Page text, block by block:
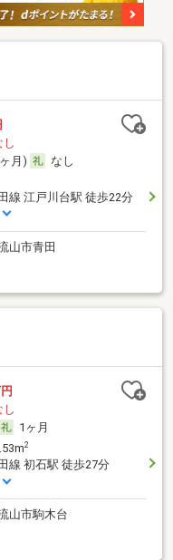
し
月)
なし
線 江戸川台駅 徒歩22分
山市青田
し
1ヶ月
2
線 初石駅 徒歩27分
山市駒木台